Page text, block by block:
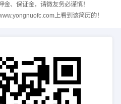
、保证金，请微友务必谨慎！
上看到该简历的！